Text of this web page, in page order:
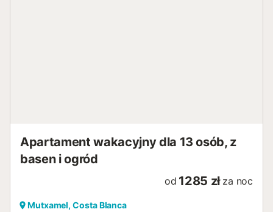
Apartament wakacyjny dla 13 osób, z
basen i ogród
od 1285 zł za noc
Mutxamel, Costa Blanca